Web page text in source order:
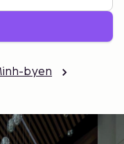
byen